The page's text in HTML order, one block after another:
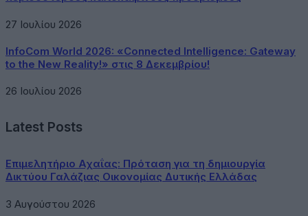
27 Ιουλίου 2026
InfoCom World 2026: «Connected Intelligence: Gateway
to the New Reality!» στις 8 Δεκεμβρίου!
26 Ιουλίου 2026
Latest Posts
Επιμελητήριο Αχαΐας: Πρόταση για τη δημιουργία
Δικτύου Γαλάζιας Οικονομίας Δυτικής Ελλάδας
3 Αυγούστου 2026